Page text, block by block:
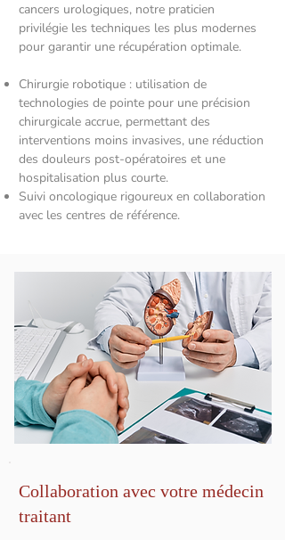
cancers urologiques, notre praticien
privilégie les techniques les plus modernes
pour garantir une récupération optimale.
Chirurgie robotique : utilisation de
technologies de pointe pour une précision
chirurgicale accrue, permettant des
interventions moins invasives, une réduction
des douleurs post-opératoires et une
hospitalisation plus courte.
Suivi oncologique rigoureux en collaboration
avec les centres de référence.
Collaboration avec votre médecin
traitant